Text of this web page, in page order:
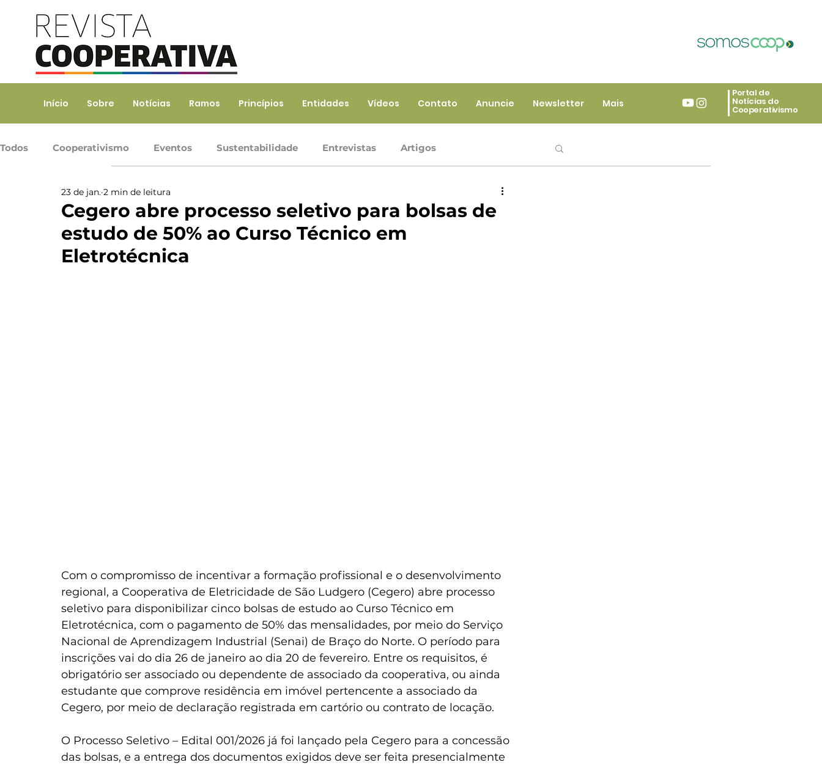
Início Sobre Notícias Ramos Princípios Entidades Vídeos Contato Anuncie Newsletter Mais
Portal de
Notícias do
Cooperativismo
Todos Cooperativismo Eventos Sustentabilidade Entrevistas Artigos
Ramo Agropecuário Ramo Consumo Ramo Saúde
Ramo Transporte Trabalho, Prod. de Bens e Serviços
Cegero abre processo seletivo para bolsas de
estudo de 50% ao Curso Técnico em
Eletrotécnica
23 de jan. 2 min de leitura
Com o compromisso de incentivar a formação profissional e o desenvolvimento
regional, a Cooperativa de Eletricidade de São Ludgero (Cegero) abre processo
seletivo para disponibilizar cinco bolsas de estudo ao Curso Técnico em
Eletrotécnica, com o pagamento de 50% das mensalidades, por meio do Serviço
Nacional de Aprendizagem Industrial (Senai) de Braço do Norte. O período para
inscrições vai do dia 26 de janeiro ao dia 20 de fevereiro. Entre os requisitos, é
obrigatório ser associado ou dependente de associado da cooperativa, ou ainda
estudante que comprove residência em imóvel pertencente a associado da
Cegero, por meio de declaração registrada em cartório ou contrato de locação.
O Processo Seletivo – Edital 001/2026 já foi lançado pela Cegero para a concessão
das bolsas, e a entrega dos documentos exigidos deve ser feita presencialmente